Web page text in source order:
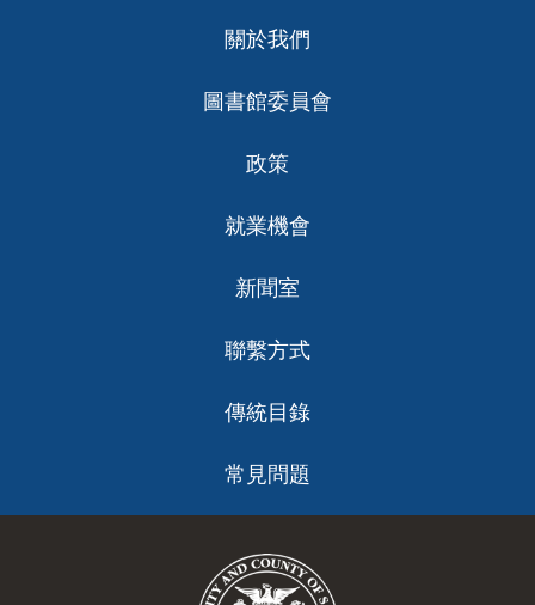
關於我們
圖書館委員會
政策
就業機會
新聞室
聯繫方式
傳統目錄
常見問題